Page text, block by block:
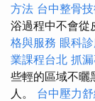
方法 台中整骨
浴過程中不會從
格與服務 眼科
業課程台北 抓
些輕的區域不曬
人。 台中壓力